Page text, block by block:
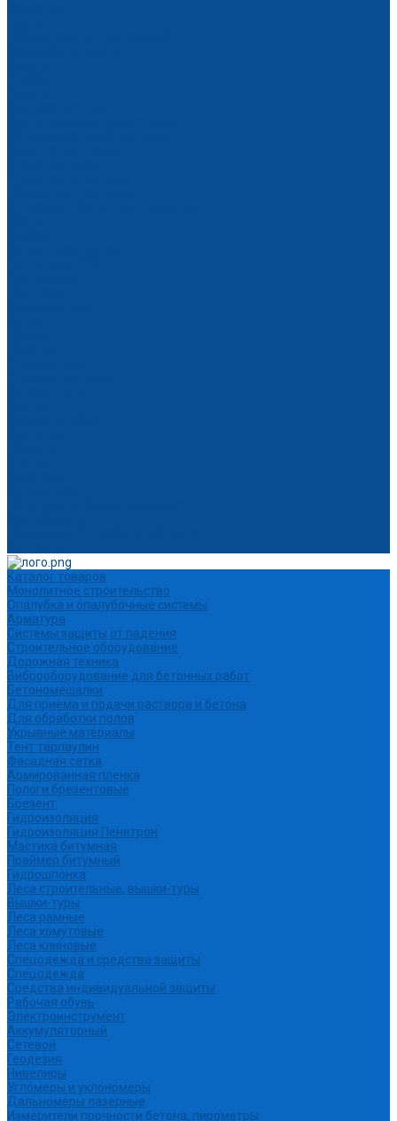
Каталог товаров
Монолитное строительство
Опалубка и опалубочные системы
Арматура
Системы защиты от падения
Строительное оборудование
Дорожная техника
Виброоборудование для бетонных работ
Бетономешалки
Для приема и подачи раствора и бетона
Для обработки полов
Укрывные материалы
Тент тарпаулин
Фасадная сетка
Армированная пленка
Пологи брезентовые
Брезент
Гидроизоляция
Гидроизоляция Пенетрон
Мастика битумная
Праймер битумный
Гидрошпонка
Леса строительные, вышки-туры
Вышки-туры
Леса рамные
Леса хомутовые
Леса клиновые
Спецодежда и средства защиты
Спецодежда
Средства индивидуальной защиты
Рабочая обувь
Электроинструмент
Аккумуляторный
Сетевой
Геодезия
Нивелиры
Угломеры и уклономеры
Дальномеры лазерные
Измерители прочности бетона, пирометры